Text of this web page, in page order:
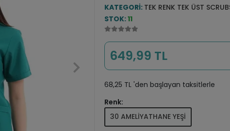
KATEGORI: TEK RENK TEK ÜST
STOK:11
649,99 TL
68,25 TL 'den başlayan taksitlerle
Renk:
30 AMELİYATHANE YEŞİ